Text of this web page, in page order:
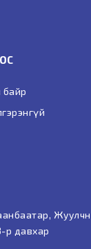
байр
р давхар